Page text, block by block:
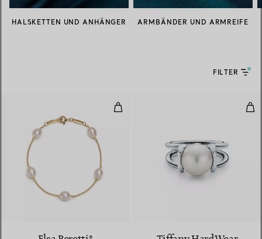
HALSKETTEN UND ANHÄNGER ARMBÄNDER UND ARMREIFE
FILTER
Pearls by the Yard™ Armband